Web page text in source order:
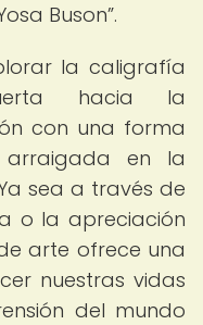
Buson .
la caligrafía
hacia la
con una forma
en la
sea a través de
o la apreciación
arte ofrece una
nuestras vidas
del mundo